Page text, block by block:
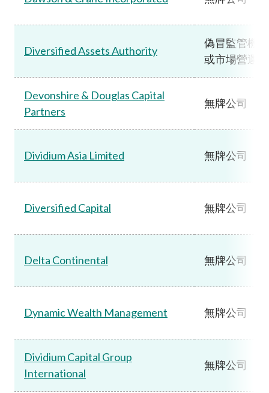
Diversified Assets Authority
偽冒監管機
或市場營運
Devonshire & Douglas Capital
Partners
無牌公司
Dividium Asia Limited 無牌公司
Diversified Capital 無牌公司
Delta Continental 無牌公司
Dynamic Wealth Management 無牌公司
Dividium Capital Group
International
無牌公司